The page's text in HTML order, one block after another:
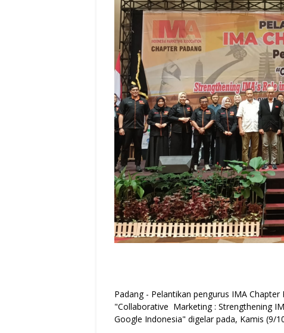
Padang - Pelantikan pengurus IMA
"Collaborative Marketing : Strengthening
Google Indonesia" digelar pada, Kamis (9/